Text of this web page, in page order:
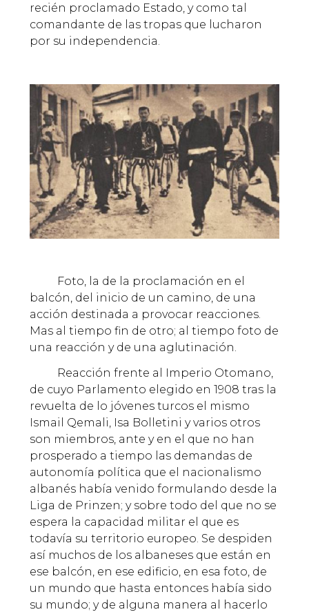
recién proclamado Estado, y como tal
comandante de las tropas que lucharon
por su independencia.
Foto, la de la proclamación en el
balcón, del inicio de un camino, de una
acción destinada a provocar reacciones.
Mas al tiempo fin de otro; al tiempo foto de
una reacción y de una aglutinación.
Reacción frente al Imperio Otomano,
de cuyo Parlamento elegido en 1908 tras la
revuelta de lo jóvenes turcos el mismo
Ismail Qemali, Isa Bolletini y varios otros
son miembros, ante y en el que no han
prosperado a tiempo las demandas de
autonomía política que el nacionalismo
albanés había venido formulando desde la
Liga de Prinzen; y sobre todo del que no se
espera la capacidad militar el que es
todavía su territorio europeo. Se despiden
así muchos de los albaneses que están en
ese balcón, en ese edificio, en esa foto, de
un mundo que hasta entonces había sido
su mundo; y de alguna manera al hacerlo